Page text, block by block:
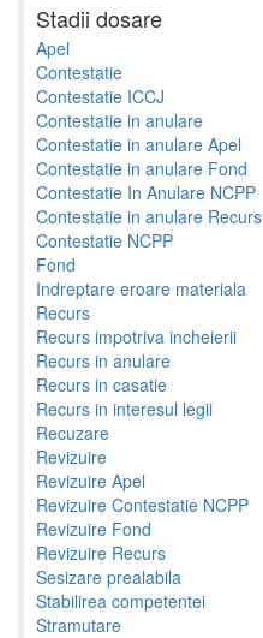
Stadii dosare
Apel
Contestatie
Contestatie ICCJ
Contestatie in anulare
Contestatie in anulare Apel
Contestatie in anulare Fond
Contestatie In Anulare NCPP
Contestatie in anulare Recurs
Contestatie NCPP
Fond
Indreptare eroare materiala
Recurs
Recurs impotriva incheierii
Recurs in anulare
Recurs in casatie
Recurs in interesul legii
Recuzare
Revizuire
Revizuire Apel
Revizuire Contestatie NCPP
Revizuire Fond
Revizuire Recurs
Sesizare prealabila
Stabilirea competentei
Stramutare